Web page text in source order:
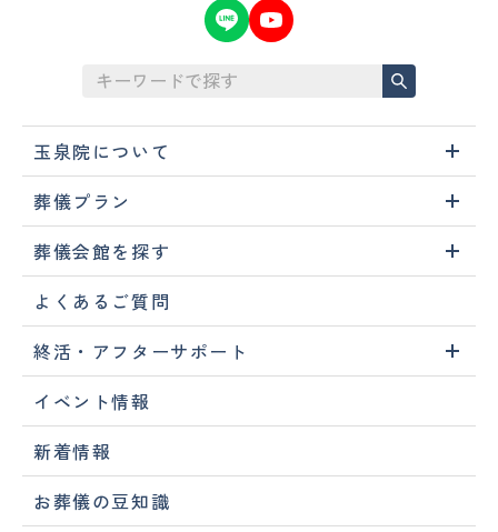
玉泉院について
葬儀プラン
葬儀会館を探す
よくあるご質問
終活・アフターサポート
イベント情報
新着情報
お葬儀の豆知識